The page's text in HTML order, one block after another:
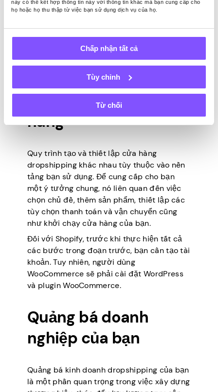
này có thể kết hợp thông tin này với thông tin khác mà bạn cung cấp cho
họ hoặc họ thu thập từ việc bạn sử dụng dịch vụ của họ.
Chấp nhận tất cả
Tùy chỉnh
Từ chối
và thực hiện để giúp bạn quản lý đơn
tốt nhất cho người mới bắt đầu hoặc
thuật.
Tạo và thiết lập cửa
hàng
Quy trình tạo và thiết lập cửa hàng
dropshipping khác nhau tùy thuộc vào nền
tảng bạn sử dụng. Để cung cấp cho bạn
một ý tưởng chung, nó liên quan đến việc
chọn chủ đề, thêm sản phẩm, thiết lập các
tùy chọn thanh toán và vận chuyển cũng
như khởi chạy cửa hàng của bạn.
Đối với Shopify, trước khi thực hiện tất cả
các bước trong đoạn trước, bạn cần tạo tài
khoản. Tuy nhiên, người dùng
WooCommerce sẽ phải cài đặt WordPress
và plugin WooCommerce.
Quảng bá doanh
nghiệp của bạn
Quảng bá kinh doanh dropshipping của bạn
là một phần quan trọng trong việc xây dựng